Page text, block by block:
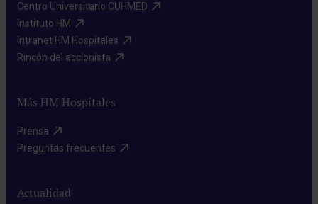
Centro Universitario CUHMED​
Instituto HM​
Intranet HM Hospitales​
Rincón del accionista​
Más HM Hospitales
Prensa​
Preguntas frecuentes​
Actualidad